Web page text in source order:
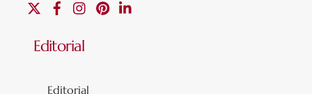
FacebookInstagramPinterest
Editorial
Editorial